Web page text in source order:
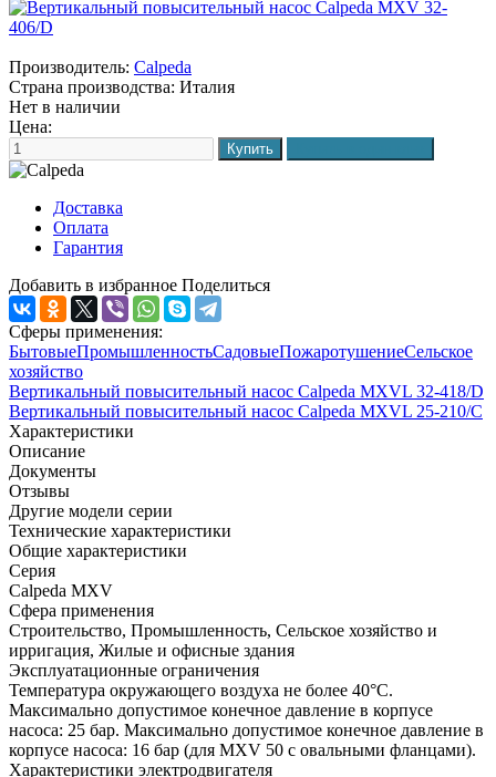
Производитель: Calpeda
Страна производства: Италия
Нет в наличии
Цена:
Доставка
Оплата
Гарантия
Добавить в избранное Поделиться
Сферы применения:
БытовыеПромышленностьСадовыеПожаротушениеСельское
хозяйство
Вертикальный повысительный насос Calpeda MXVL 32-418/D
Вертикальный повысительный насос Calpeda MXVL 25-210/C
Характеристики
Описание
Документы
Отзывы
Другие модели серии
Технические характеристики
Общие характеристики
Серия
Calpeda MXV
Сфера применения
Строительство, Промышленность, Сельское хозяйство и
ирригация, Жилые и офисные здания
Эксплуатационные ограничения
Температура окружающего воздуха не более 40°C.
Максимально допустимое конечное давление в корпусе
насоса: 25 бар. Максимально допустимое конечное давление в
корпусе насоса: 16 бар (для MXV 50 с овальными фланцами).
Характеристики электродвигателя